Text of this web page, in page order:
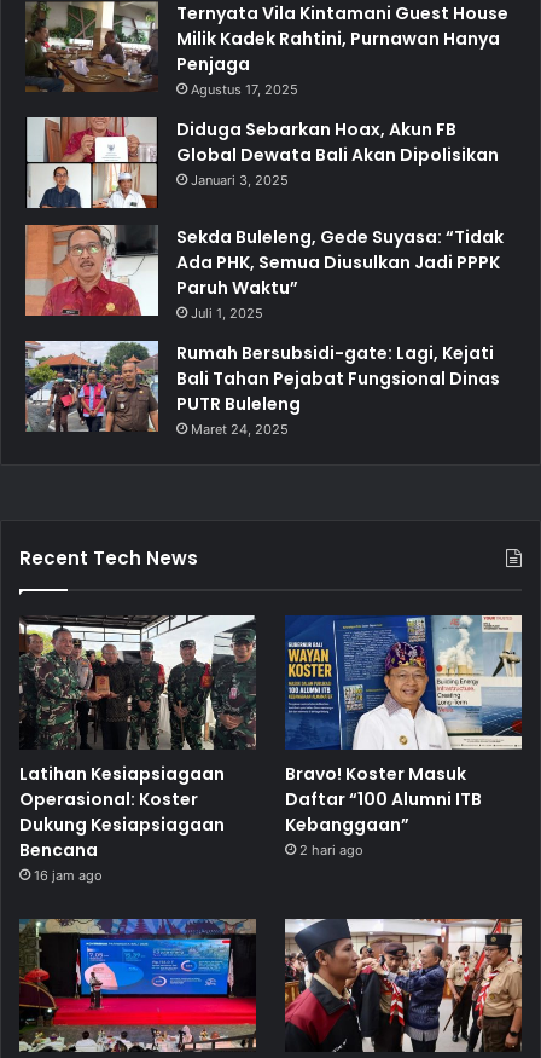
Ternyata Vila Kintamani Guest House
Milik Kadek Rahtini, Purnawan Hanya
Penjaga
Agustus 17, 2025
Diduga Sebarkan Hoax, Akun FB
Global Dewata Bali Akan Dipolisikan
Januari 3, 2025
Sekda Buleleng, Gede Suyasa: “Tidak
Ada PHK, Semua Diusulkan Jadi PPPK
Paruh Waktu”
Juli 1, 2025
Rumah Bersubsidi-gate: Lagi, Kejati
Bali Tahan Pejabat Fungsional Dinas
PUTR Buleleng
Maret 24, 2025
Recent Tech News
Latihan Kesiapsiagaan
Operasional: Koster
Dukung Kesiapsiagaan
Bencana
16 jam ago
Bravo! Koster Masuk
Daftar “100 Alumni ITB
Kebanggaan”
2 hari ago